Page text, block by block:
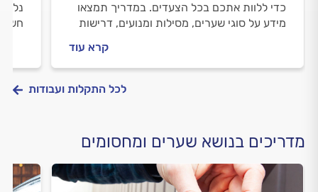
כדי ללוות אתכם בכל הצעדים. במדריך תמצאו
מידע על סוגי שערים, מסילות ומנועים, דרישות
קרא עוד
לכל התקלות ועבודות
מדריכים בנושא שערים ומחסומים